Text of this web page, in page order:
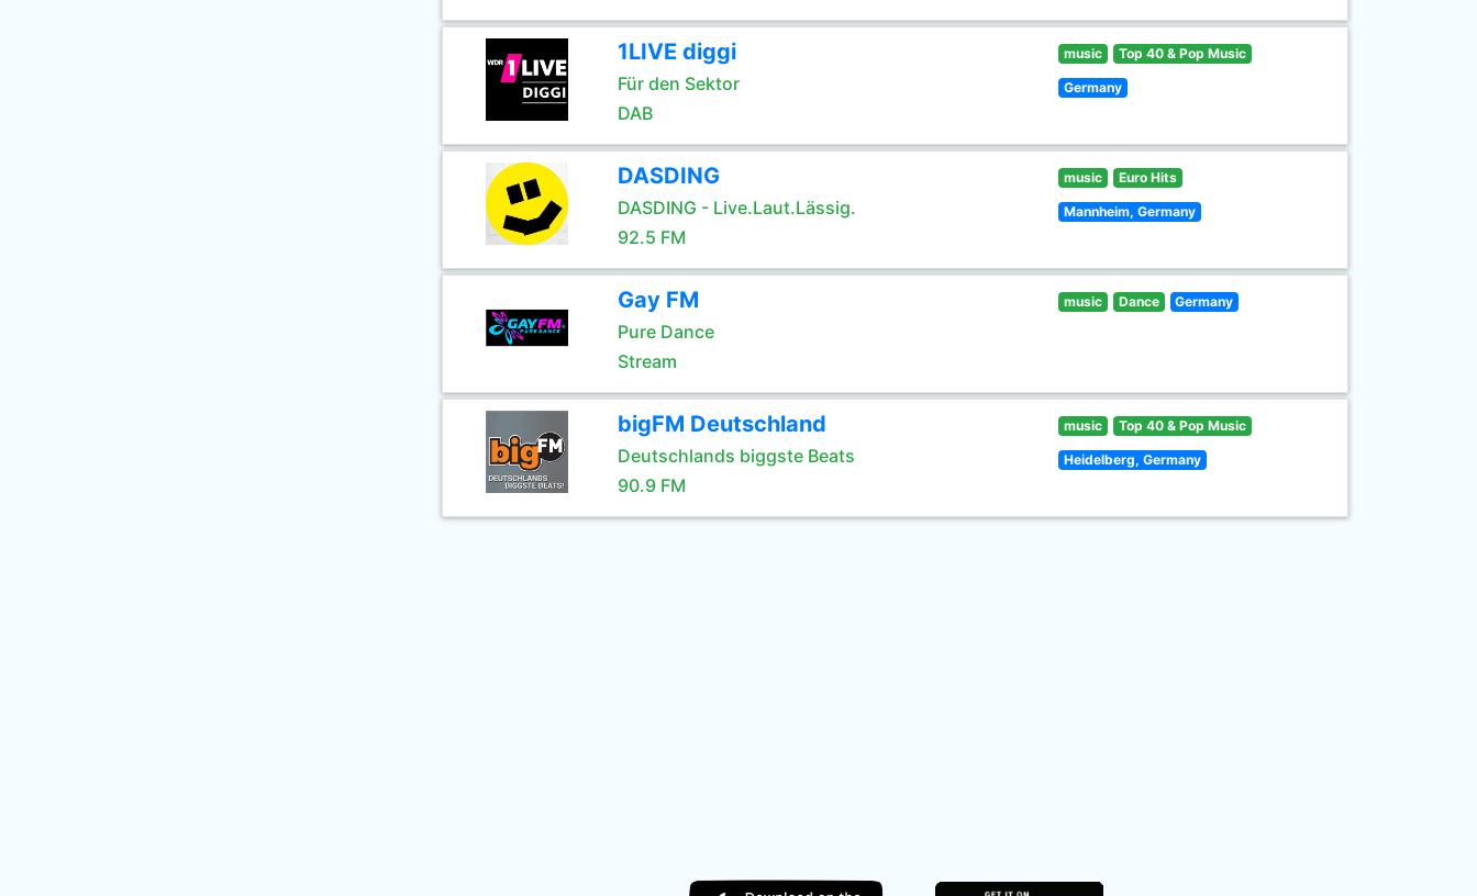
1LIVE diggi
Für den Sektor
DAB
music Top 40 & Pop Music
Germany
DASDING
DASDING - Live.Laut.Lässig.
92.5 FM
music Euro Hits
Mannheim, Germany
Gay FM
Pure Dance
Stream
music Dance Germany
bigFM Deutschland
Deutschlands biggste Beats
90.9 FM
music Top 40 & Pop Music
Heidelberg, Germany